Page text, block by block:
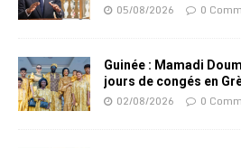
05/08/2026 0
Guinée : Mamadi
jours de congés en
02/08/2026 0